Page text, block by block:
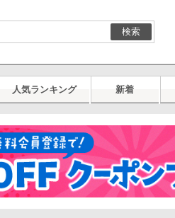
検索
人気ランキング 新着